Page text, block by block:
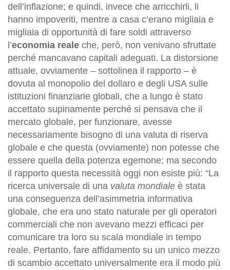
dell’inflazione; e quindi, invece che arricchirli, li
hanno impoveriti, mentre a casa c’erano migliaia e
migliaia di opportunità di fare soldi attraverso
l’economia reale che, però, non venivano sfruttate
perché mancavano capitali adeguati. La distorsione
attuale, ovviamente – sottolinea il rapporto – è
dovuta al monopolio del dollaro e degli USA sulle
istituzioni finanziarie globali, che a lungo è stato
accettato supinamente perché si pensava che il
mercato globale, per funzionare, avesse
necessariamente bisogno di una valuta di riserva
globale e che questa (ovviamente) non potesse che
essere quella della potenza egemone; ma secondo
il rapporto questa necessità oggi non esiste più: “La
ricerca universale di una valuta mondiale è stata
una conseguenza dell’asimmetria informativa
globale, che era uno stato naturale per gli operatori
commerciali che non avevano mezzi efficaci per
comunicare tra loro su scala mondiale in tempo
reale. Pertanto, fare affidamento su un unico mezzo
di scambio accettato universalmente era il modo più